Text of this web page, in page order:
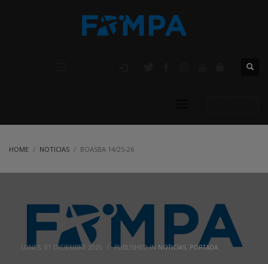
HOME NOTICIAS BOASBA 14/25-26
LUNES, 01 DICIEMBRE 2025 / PUBLISHED IN NOTICIAS PORTADA